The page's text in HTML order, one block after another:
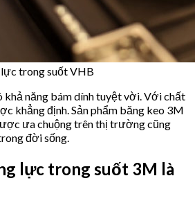
trong suốt VHB
năng bám dính tuyệt vời. Với chất
khẳng định. Sản phẩm băng keo 3M
ưa chuộng trên thị trường cũng
đời sống.
lực trong suốt 3M là